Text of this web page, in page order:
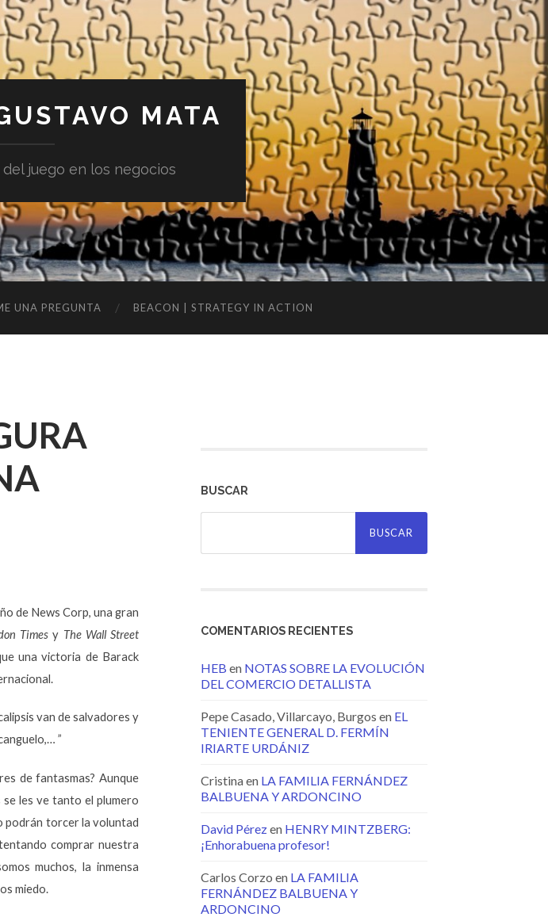
MATA
juego en los negocios
UNA PREGUNTA BEACON | STRATEGY IN ACTION
de News Corp, una gran
Times y The Wall Street
una victoria de Barack
.
van de salvadores y
”
de fantasmas? Aunque
les ve tanto el plumero
podrán torcer la voluntad
comprar nuestra
muchos, la inmensa
miedo.
BUSCAR
Buscar:
COMENTARIOS RECIENTES
HEB en NOTAS SOBRE LA EVOLUCIÓN
DEL COMERCIO DETALLISTA
Pepe Casado, Villarcayo, Burgos en EL
TENIENTE GENERAL D. FERMÍN
IRIARTE URDÁNIZ
Cristinaen LA FAMILIA FERNÁNDEZ
BALBUENA Y ARDONCINO
David Pérezen HENRY MINTZBERG:
¡Enhorabuena profesor!
Carlos Corzo en LA FAMILIA
FERNÁNDEZ BALBUENA Y
ARDONCINO